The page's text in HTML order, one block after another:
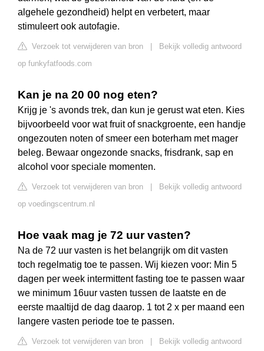
algehele gezondheid) helpt en verbetert, maar
stimuleert ook autofagie.
Verzoek tot verwijderen van bron
Bekijk volledig antwoord
op funkyfatfoods.com
Kan je na 20 00 nog eten?
Krijg je 's avonds trek, dan kun je gerust wat eten. Kies
bijvoorbeeld voor wat fruit of snackgroente, een handje
ongezouten noten of smeer een boterham met mager
beleg. Bewaar ongezonde snacks, frisdrank, sap en
alcohol voor speciale momenten.
Verzoek tot verwijderen van bron
Bekijk volledig antwoord
op voedingscentrum.nl
Hoe vaak mag je 72 uur vasten?
Na de 72 uur vasten is het belangrijk om dit vasten
toch regelmatig toe te passen. Wij kiezen voor: Min 5
dagen per week intermittent fasting toe te passen waar
we minimum 16uur vasten tussen de laatste en de
eerste maaltijd de dag daarop. 1 tot 2 x per maand een
langere vasten periode toe te passen.
Verzoek tot verwijderen van bron
Bekijk volledig antwoord